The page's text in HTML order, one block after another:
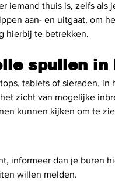
iemand thuis is, zelfs als
aan- en uitgaat, om
hierbij te betrekken.
spullen
tablets of sieraden,
zicht van mogelijke
kunnen kijken om te
informeer dan je buren
willen melden.